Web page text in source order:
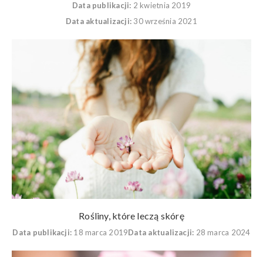
Data publikacji: 2 kwietnia 2019
Data aktualizacji: 30 września 2021
Rośliny, które leczą skórę
Data publikacji: 18 marca 2019Data aktualizacji: 28 marca 2024